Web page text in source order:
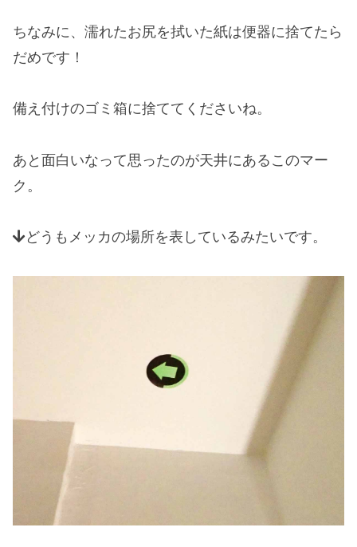
ちなみに、濡れたお尻を拭いた紙は便器に捨てたら
だめです！
備え付けのゴミ箱に捨ててくださいね。
あと面白いなって思ったのが天井にあるこのマー
ク。
どうもメッカの場所を表しているみたいです。